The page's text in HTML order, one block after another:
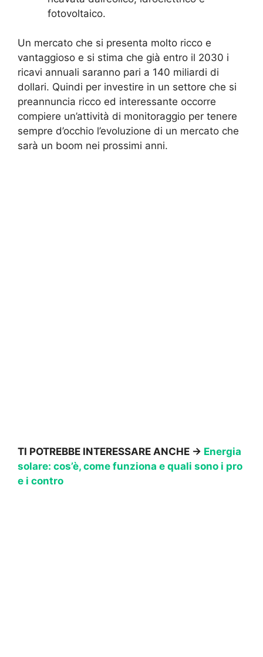
fotovoltaico.
Un mercato che si presenta molto ricco e
vantaggioso e si stima che già entro il 2030 i
ricavi annuali saranno pari a 140 miliardi di
dollari. Quindi per investire in un settore che si
preannuncia ricco ed interessante occorre
compiere un’attività di monitoraggio per tenere
sempre d’occhio l’evoluzione di un mercato che
sarà un boom nei prossimi anni.
TI POTREBBE INTERESSARE ANCHE -> Energia
solare: cos’è, come funziona e quali sono i pro
e i contro